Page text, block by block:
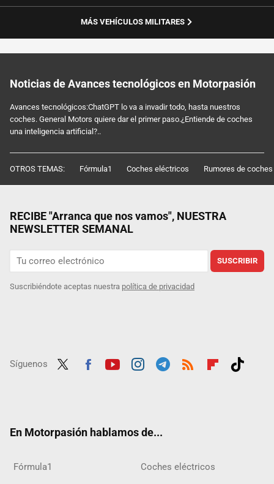
MÁS VEHÍCULOS MILITARES
Noticias de Avances tecnológicos en Motorpasión
Avances tecnológicos:ChatGPT lo va a invadir todo, hasta nuestros
coches. General Motors quiere dar el primer paso.¿Entiende de coches
una inteligencia artificial?..
OTROS TEMAS: Fórmula1 Coches eléctricos Rumores de coches
RECIBE "Arranca que nos vamos", NUESTRA
NEWSLETTER SEMANAL
SUSCRIBIR
Suscribiéndote aceptas nuestra política de privacidad
Síguenos
En Motorpasión hablamos de...
Fórmula1 Coches eléctricos